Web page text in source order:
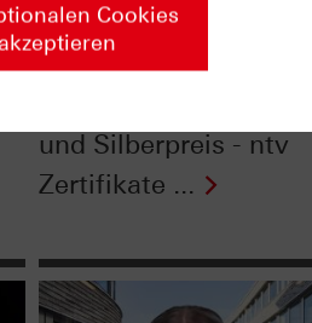
Der Einfluss der
und Silberpreis - ntv
Zertifikate ...
Cookies
akzeptieren